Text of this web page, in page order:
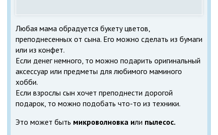
Любая мама обрадуется букету цветов,
преподнесенных от сына. Его можно сделать из бумаги
или из конфет.
Если денег немного, то можно подарить оригинальный
аксессуар или предметы для любимого маминого
хобби.
Если взрослы сын хочет преподнести дорогой
подарок, то можно подобать что-то из техники.
Это может быть микроволновка или пылесос.